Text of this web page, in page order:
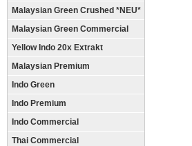
Malaysian Green Crushed *NEU*
Malaysian Green Commercial
Yellow Indo 20x Extrakt
Malaysian Premium
Indo Green
Indo Premium
Indo Commercial
Thai Commercial